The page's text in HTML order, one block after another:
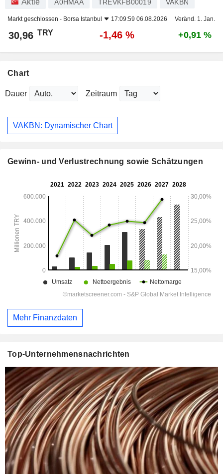
Aktie A0HMAA TREVKFB00019 VAKBN
Markt geschlossen - Borsa Istanbul 17:09:59 06.08.2026 Veränd. 1. Jan.
30,96 TRY -1,46 % +0,91 %
Chart
Dauer Zeitraum
VAKBN: Dynamischer Chart
Gewinn- und Verlustrechnung sowie Schätzungen
Mehr Finanzdaten
Top-Unternehmensnachrichten